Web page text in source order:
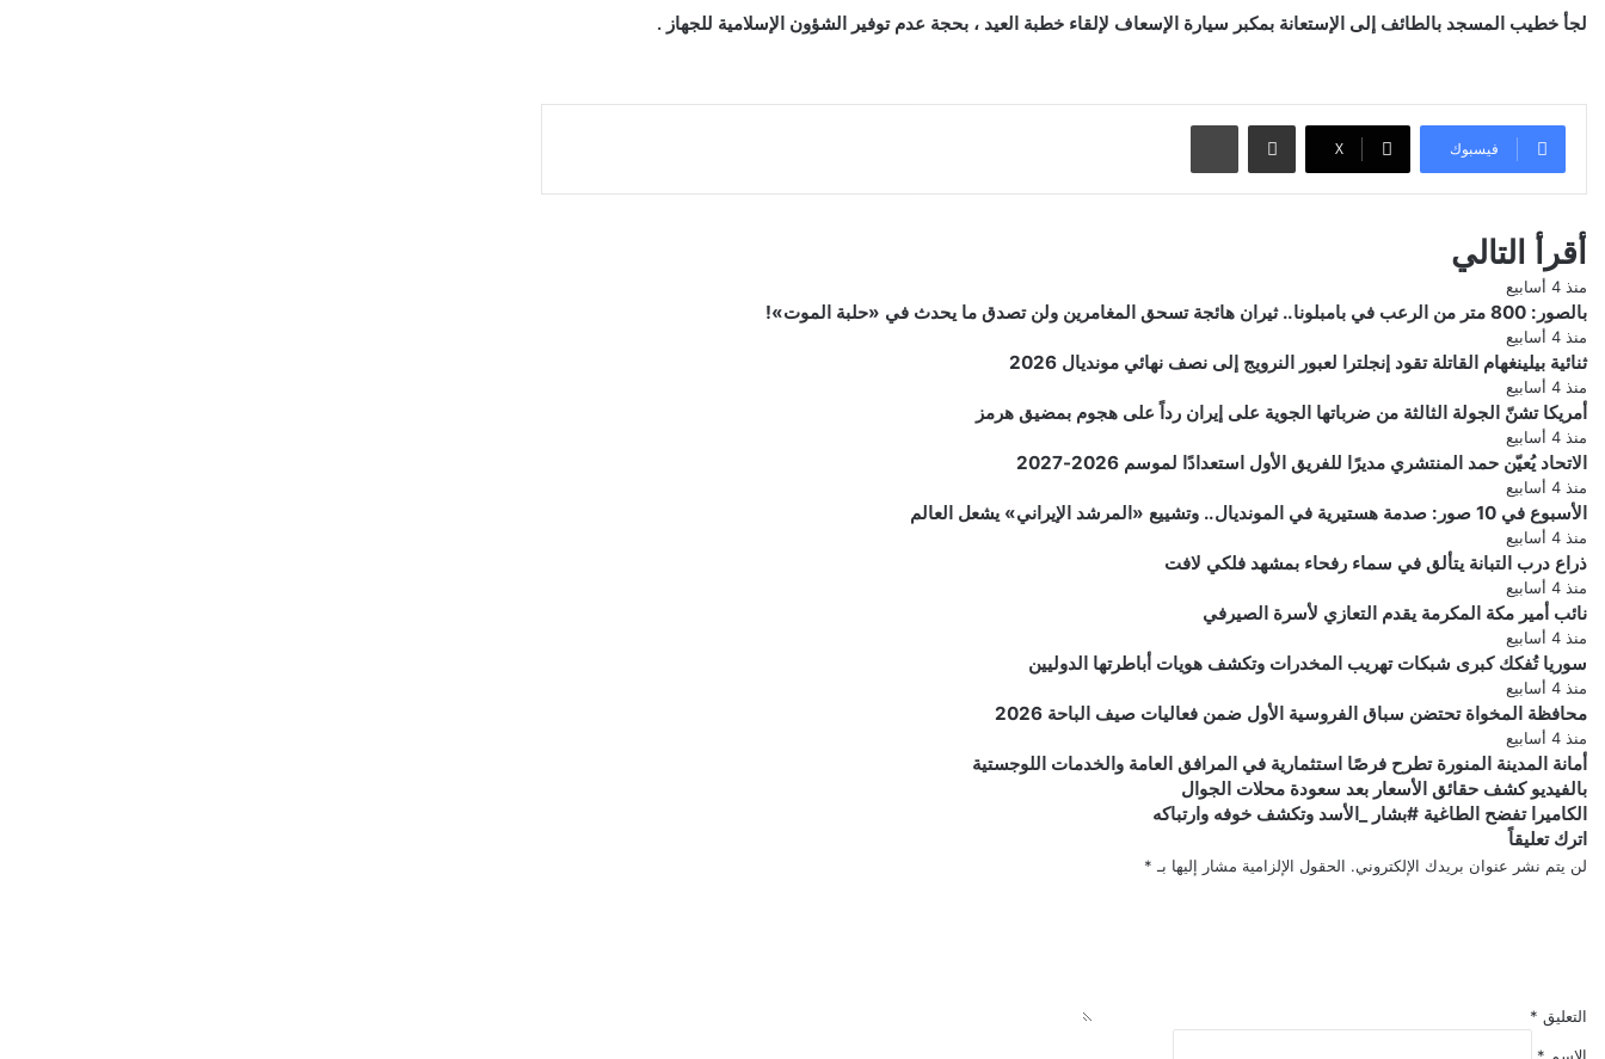
لجأ خطيب المسجد بالطائف إلى الإستعانة بمكبر سيارة الإسعاف لإلقاء خطبة العيد ، بحجة عدم توفير الشؤون الإسلامية للجهاز .
فيسبوك ‫X
مشاركة عبر البريد طباعة
أقرأ التالي
منذ 4 أسابيع
بالصور: 800 متر من الرعب في بامبلونا.. ثيران هائجة تسحق المغامرين ولن تصدق ما يحدث في «حلبة الموت»!
منذ 4 أسابيع
ثنائية بيلينغهام القاتلة تقود إنجلترا لعبور النرويج إلى نصف نهائي مونديال 2026
منذ 4 أسابيع
أمريكا تشنّ الجولة الثالثة من ضرباتها الجوية على إيران رداً على هجوم بمضيق هرمز
منذ 4 أسابيع
الاتحاد يُعيّن حمد المنتشري مديرًا للفريق الأول استعدادًا لموسم 2026-2027
منذ 4 أسابيع
الأسبوع في 10 صور: صدمة هستيرية في المونديال.. وتشييع «المرشد الإيراني» يشعل العالم
منذ 4 أسابيع
ذراع درب التبانة يتألق في سماء رفحاء بمشهد فلكي لافت
منذ 4 أسابيع
نائب أمير مكة المكرمة يقدم التعازي لأسرة الصيرفي
منذ 4 أسابيع
سوريا تُفكك كبرى شبكات تهريب المخدرات وتكشف هويات أباطرتها الدوليين
منذ 4 أسابيع
محافظة المخواة تحتضن سباق الفروسية الأول ضمن فعاليات صيف الباحة 2026
منذ 4 أسابيع
أمانة المدينة المنورة تطرح فرصًا استثمارية في المرافق العامة والخدمات اللوجستية
بالفيديو
كشف
حقائق
الأسعار
بالفيديو كشف حقائق الأسعار بعد سعودة محلات الجوال
الكاميرا
تفضح
الطاغية
الكاميرا تفضح الطاغية #بشار _الأسد وتكشف خوفه وارتباكه
اترك تعليقاً
لن يتم نشر عنوان بريدك الإلكتروني. الحقول الإلزامية مشار إليها بـ *
التعليق *